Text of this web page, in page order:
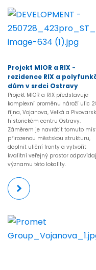
Projekt MIOR a RIX -
rezidence RIX a
dům v srdci Ostravy
Projekt MIOR a RIX představuje
komplexní proměnu nároží ulic
října, Vojanova, Velká a
historickém centru Ostravy.
Záměrem je navrátit tomuto
přirozenou městskou strukturu,
doplnit uliční fronty a vytvořit
kvalitní veřejný prostor
významu této lokality.
Více